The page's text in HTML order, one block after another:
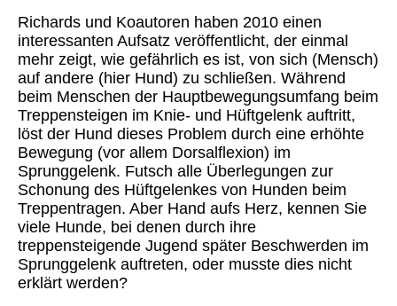
Richards und Koautoren haben 2010 einen
interessanten Aufsatz veröffentlicht, der einmal
mehr zeigt, wie gefährlich es ist, von sich (Mensch)
auf andere (hier Hund) zu schließen. Während
beim Menschen der Hauptbewegungsumfang beim
Treppensteigen im Knie- und Hüftgelenk auftritt,
löst der Hund dieses Problem durch eine erhöhte
Bewegung (vor allem Dorsalflexion) im
Sprunggelenk. Futsch alle Überlegungen zur
Schonung des Hüftgelenkes von Hunden beim
Treppentragen. Aber Hand aufs Herz, kennen Sie
viele Hunde, bei denen durch ihre
treppensteigende Jugend später Beschwerden im
Sprunggelenk auftreten, oder musste dies nicht
erklärt werden?